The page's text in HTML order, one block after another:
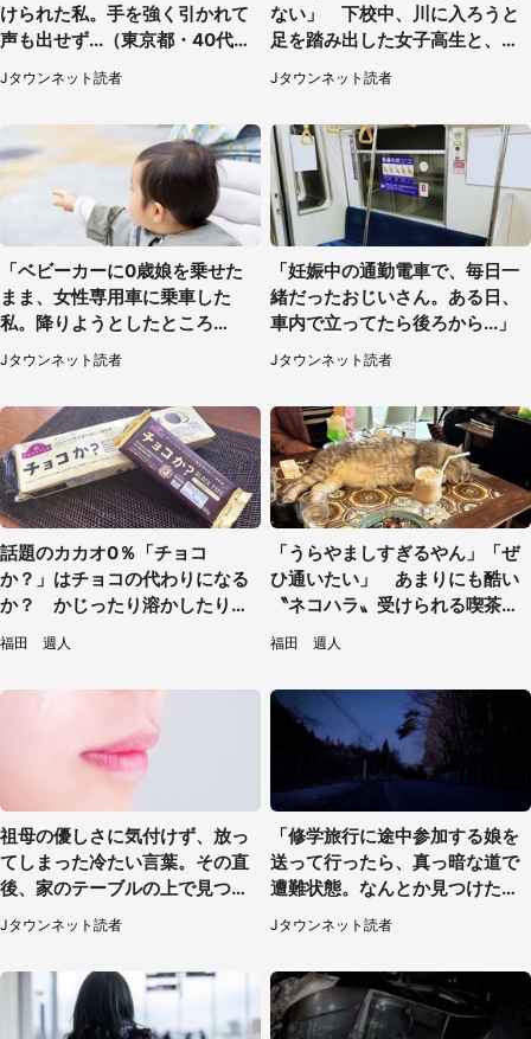
けられた私。手を強く引かれて
声も出せず...（東京都・40代女
Jタウンネット読者
ない」 下校中、川に入ろうと
足を踏み出した女子高生と、彼
女を止めた予想外の存在
Jタウンネット読者
「ベビーカーに0歳娘を乗せた
まま、女性専用車に乗車した
私。降りようとしたところ
で...」（大阪府・30代女性）
Jタウンネット読者
「妊娠中の通勤電車で、毎日一
緒だったおじいさん。ある日、
車内で立ってたら後ろから...」
Jタウンネット読者
話題のカカオ0％「チョコ
か？」はチョコの代わりになる
か？ かじったり溶かしたりし
て食べてみた
福田 週人
「うらやましすぎるやん」「ぜ
ひ通いたい」 あまりにも酷い
〝ネコハラ〟受けられる喫茶店
に5.3万人驚がく
福田 週人
祖母の優しさに気付けず、放っ
てしまった冷たい言葉。その直
後、家のテーブルの上で見つけ
たものは（福岡県・30代女性）
Jタウンネット読者
「修学旅行に途中参加する娘を
送って行ったら、真っ暗な道で
遭難状態。なんとか見つけた民
家に助けを求めると、住人の男
性が...」
Jタウンネット読者